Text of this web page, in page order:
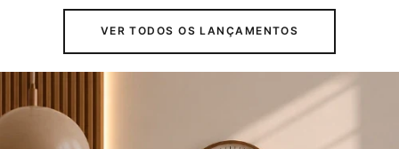
VER TODOS OS LANÇAMENTOS